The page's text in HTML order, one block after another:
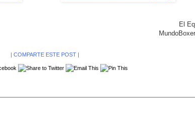
El
| COMPARTE ESTE POST |